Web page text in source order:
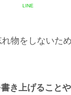
LINE
物をしないた
き上げることや